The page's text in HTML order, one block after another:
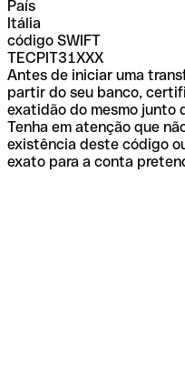
País
Itália
código SWIFT
TECPIT31XXX
Antes de iniciar uma
partir do seu banco,
exatidão do mesmo junto
Tenha em atenção que
existência deste código
exato para a conta